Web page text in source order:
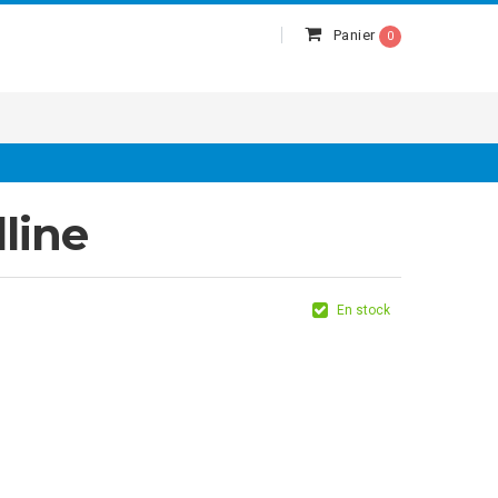
Panier 0
En stock